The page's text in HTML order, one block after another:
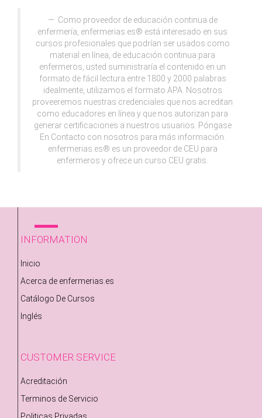
Como proveedor de educación continua de
enfermería, enfermerias.es® está interesado en sus
cursos profesionales que podrían ser usados como
material en línea, de educación continua para
enfermeros, usted suministraría el contenido en un
formato de fácil lectura entre 1800 y 2000 palabras
idealmente, utilizamos el formato APA. Nosotros
proveeremos nuestras credenciales que nos acreditan
como educadores en línea y que nos autorizan para
generar certificaciones a nuestros usuarios. Póngase
En Contacto con nosotros para más información.
enfermerias.es® es un proveedor de CEU para
enfermeros y ofrece un curso CEU gratis.
INFORMATION
Inicio
Acerca de enfermerias.es
Catálogo De Cursos
Inglés
CUSTOMER SERVICE
Acreditación
Terminos de Servicio